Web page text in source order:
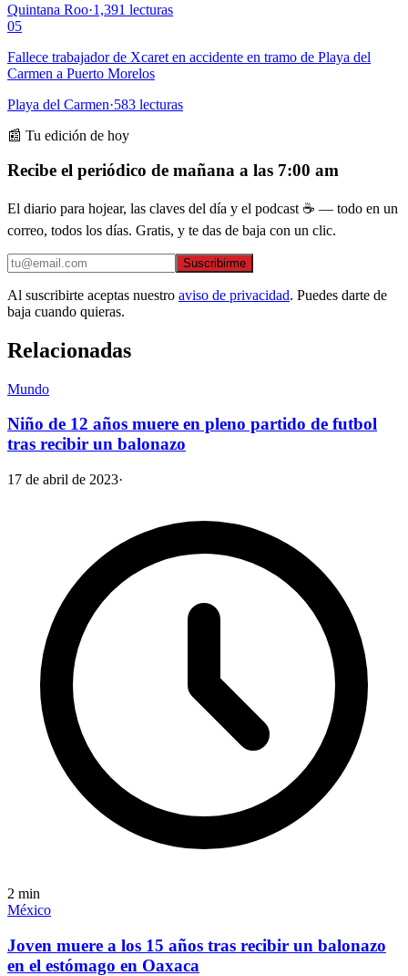
Quintana Roo·1,391 lecturas
05
Fallece trabajador de Xcaret en accidente en tramo de Playa del
Carmen a Puerto Morelos
Playa del Carmen·583 lecturas
📰 Tu edición de hoy
Recibe el periódico de mañana a las 7:00 am
El diario para hojear, las claves del día y el podcast ☕ — todo en un
correo, todos los días. Gratis, y te das de baja con un clic.
Suscribirme
Al suscribirte aceptas nuestro aviso de privacidad. Puedes darte de
baja cuando quieras.
Relacionadas
Mundo
Niño de 12 años muere en pleno partido de futbol
tras recibir un balonazo
17 de abril de 2023·
2 min
México
Joven muere a los 15 años tras recibir un balonazo
en el estómago en Oaxaca